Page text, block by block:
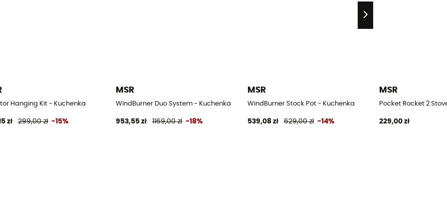
Hanging Kit - Kuchenka
zł 299,00 zł -15%
MSR
WindBurner Duo System - Kuchenka
953,55 zł 1169,00 zł -18%
MSR
WindBurner Stock Pot - Kuchenka
539,08 zł 629,00 zł -14%
MSR
Pocket Rocket 2
229,00 zł